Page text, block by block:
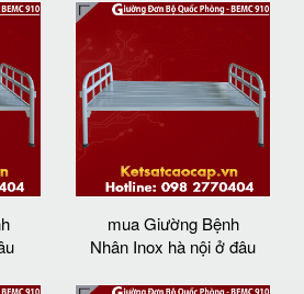
mua Giường Bệnh
Nhân Inox hà nội ở đâu